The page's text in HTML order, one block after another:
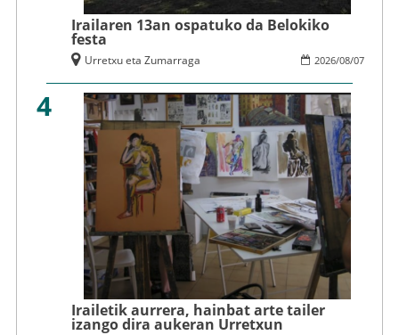
Irailaren 13an ospatuko da Belokiko
festa
2026/08/07
Urretxu eta Zumarraga
4
Irailetik aurrera, hainbat arte tailer
izango dira aukeran Urretxun